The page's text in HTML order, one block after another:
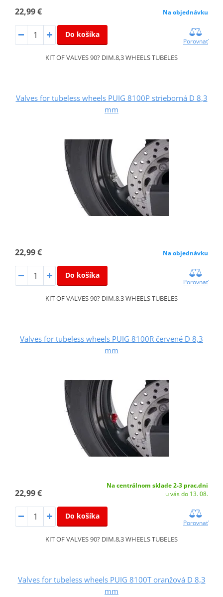
22,99 € Na objednávku
Do košíka
Porovnať
KIT OF VALVES 90? DIM.8,3 WHEELS TUBELES
Valves for tubeless wheels PUIG 8100P strieborná D 8,3
mm
22,99 € Na objednávku
Do košíka
Porovnať
KIT OF VALVES 90? DIM.8,3 WHEELS TUBELES
Valves for tubeless wheels PUIG 8100R červené D 8,3
mm
22,99 €
Na centrálnom sklade 2-3 prac.dni
u vás do 13. 08.
Do košíka
Porovnať
KIT OF VALVES 90? DIM.8,3 WHEELS TUBELES
Valves for tubeless wheels PUIG 8100T oranžová D 8,3
mm